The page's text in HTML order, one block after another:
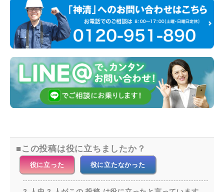
この投稿は役に立ちましたか？
役に立った 役に立たなかった